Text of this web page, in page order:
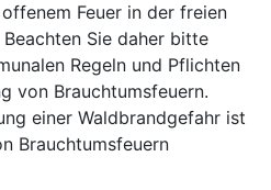
Feuer in der freien
Sie daher bitte
Regeln und Pflichten
von Brauchtumsfeuern.
einer Waldbrandgefahr ist
Brauchtumsfeuern